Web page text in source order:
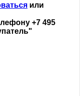
или
+7 495